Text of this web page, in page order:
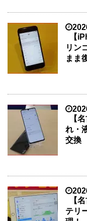
【
リン
まま
【
れ・
交換
【
テリ